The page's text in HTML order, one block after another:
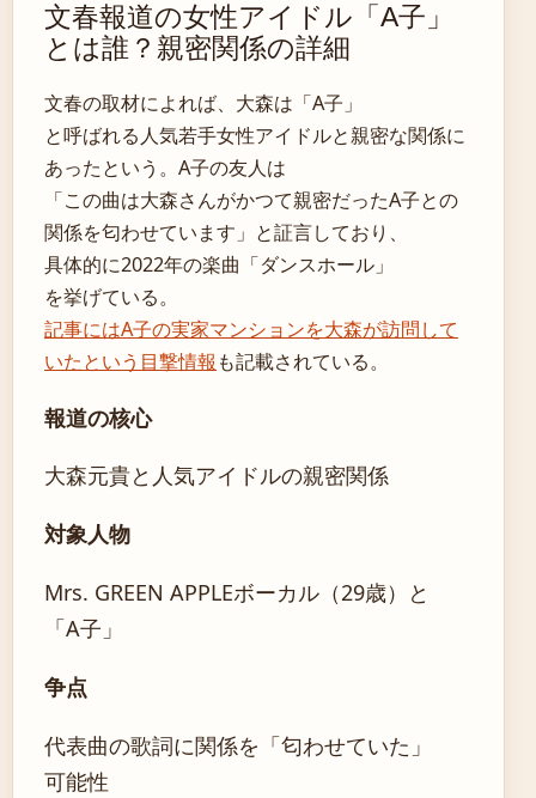
文春報道の女性アイドル「A子」
とは誰？親密関係の詳細
文春の取材によれば、大森は「A子」
と呼ばれる人気若手女性アイドルと親密な関係に
あったという。A子の友人は
「この曲は大森さんがかつて親密だったA子との
関係を匂わせています」と証言しており、
具体的に2022年の楽曲「ダンスホール」
を挙げている。
記事にはA子の実家マンションを大森が訪問して
いたという目撃情報 も記載されている。
報道の核心
大森元貴と人気アイドルの親密関係
対象人物
Mrs. GREEN APPLEボーカル（29歳）と
「A子」
争点
代表曲の歌詞に関係を「匂わせていた」
可能性